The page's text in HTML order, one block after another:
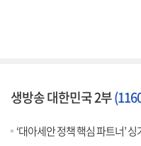
생방송 대한민국 2부
‘대아세안 정책 핵심 파트너’